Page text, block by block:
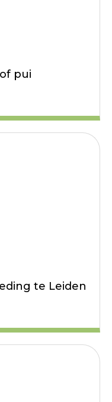
pui
te Leiden